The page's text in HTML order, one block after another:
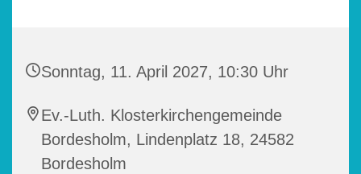
Sonntag, 11. April 2027, 10:30 Uhr
Ev.-Luth. Klosterkirchengemeinde
Bordesholm, Lindenplatz 18, 24582
Bordesholm